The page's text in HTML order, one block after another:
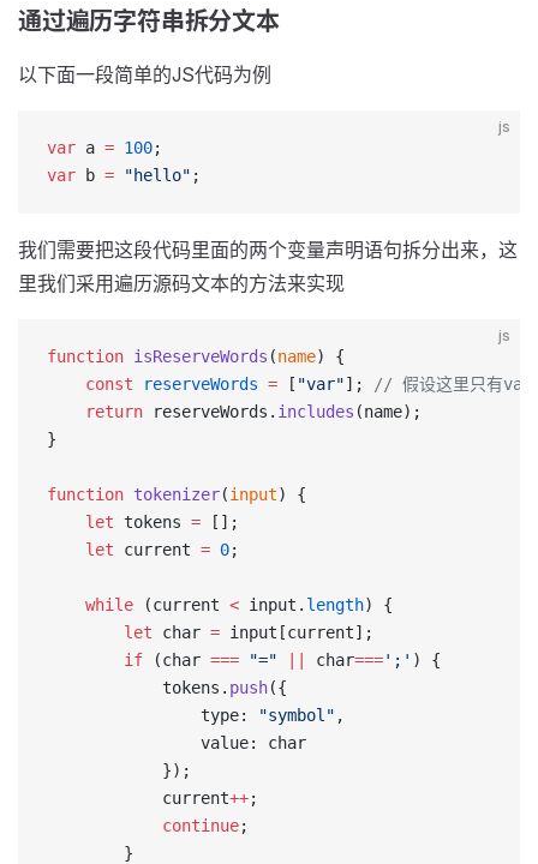
通过遍历字符串拆分文本
以下面一段简单的JS代码为例
js
var a = 100;
var b = "hello" ;
我们需要把这段代码里面的两个变量声明语句拆分出来，这
里我们采用遍历源码文本的方法来实现
js
function isReserveWords (name) {
    const
reserveWords = [ "var"];
// 假设这里只有var
    return
reserveWords. includes (name);
}
function tokenizer(input) {
    let
tokens = [];
    let
current = 0;
    while
(current < input. length) {
        let
char = input[current];
        if
(char === "=" char===';' ) {
            tokens.
push({
                type:
"symbol" ,
                value: char
            });
            current
++;
            continue
;
        }